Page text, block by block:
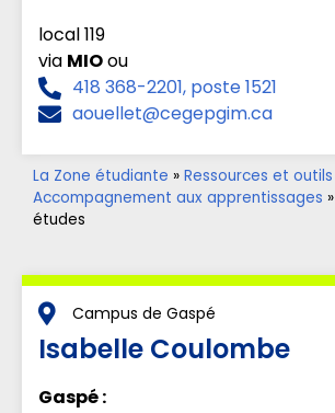
local 119
via MIOou
418 368-2201, poste 1521
aouellet@cegepgim.ca
La Zone étudiante » Ressources et outils
Accompagnement aux apprentissages »
études
Campus de Gaspé
Isabelle Coulombe
Gaspé :